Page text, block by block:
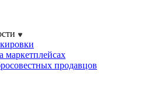
маркетплейсах
продавцов